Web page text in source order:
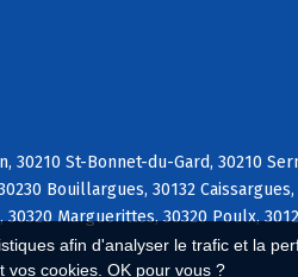
afin d'analyser le trafic et la
cookies. OK pour vous ?
30210 St-Bonnet-du-Gard, 30210
Bouillargues, 30132 Caissargues,
Marguerittes, 30320 Poulx,